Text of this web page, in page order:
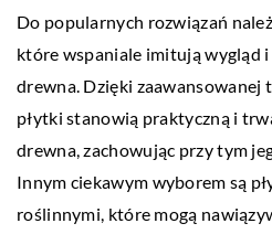
Do popularnych rozwiązań
które wspaniale imitują wygląd
drewna. Dzięki
płytki stanowią praktyczną i
drewna, zachowując przy tym
Innym ciekawym wyborem są
roślinnymi, które mogą